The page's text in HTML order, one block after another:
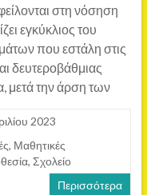
στη νόσηση
εγκύκλιος του
που εστάλη στις
δευτεροβάθμιας
μετά την άρση των
2023
, Μαθητικές
, Σχολείο
Περισσότερα